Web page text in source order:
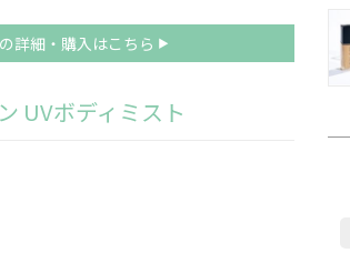
詳細・購入はこちら
UVボディミスト